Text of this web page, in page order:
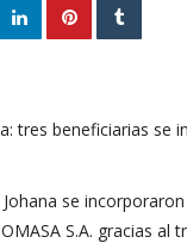
tres beneficiarias se
Johana se
S.A. gracias al